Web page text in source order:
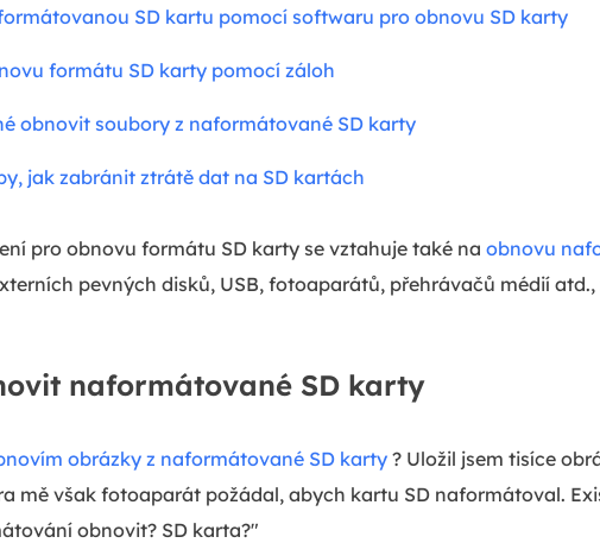
SD kartu pomocí softwaru pro obnovu SD karty
formátu SD karty pomocí záloh
obnovit soubory z naformátované SD karty
jak zabránit ztrátě dat na SD kartách
pro obnovu formátu SD karty se vztahuje také na obnovu
pevných disků, USB, fotoaparátů, přehrávačů médií atd.,
naformátované SD karty
obrázky z naformátované SD karty ? Uložil jsem tisíce
mě však fotoaparát požádal, abych kartu SD naformátoval.
obnovit? SD karta?"